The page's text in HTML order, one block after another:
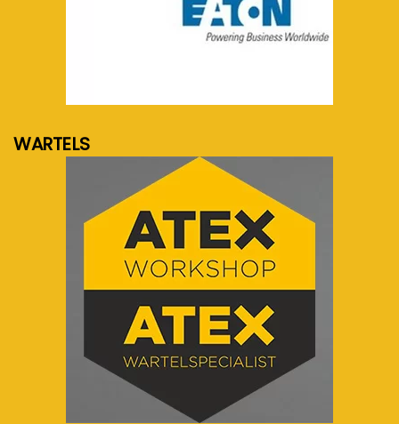
WARTELS
meer info...